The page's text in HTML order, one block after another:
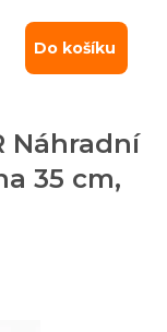
Do košíku
Náhradní
35 cm,